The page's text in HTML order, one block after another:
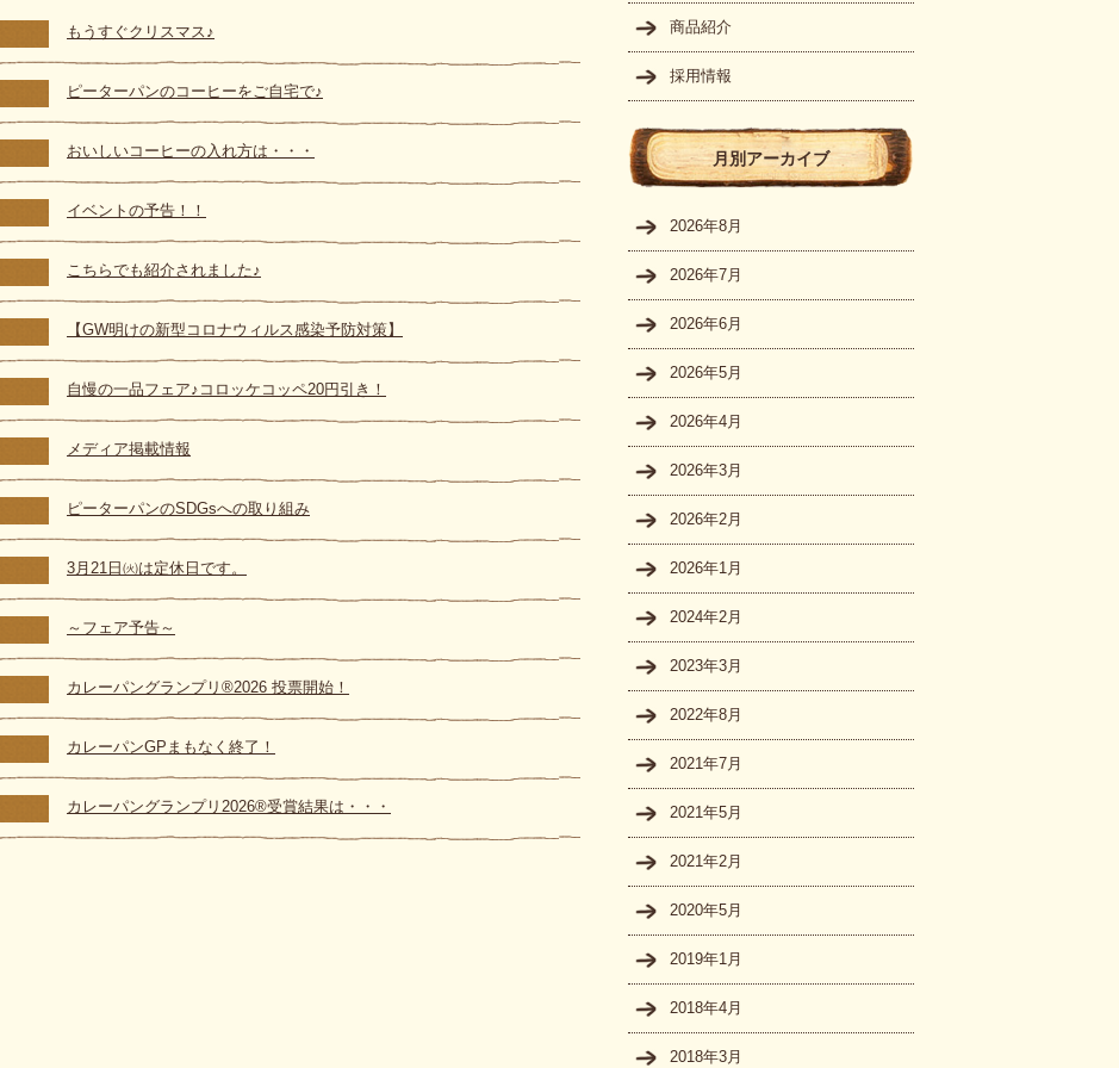
もうすぐクリスマス♪
ピーターパンのコーヒーをご自宅で♪
おいしいコーヒーの入れ方は・・・
イベントの予告！！
こちらでも紹介されました♪
【GW明けの新型コロナウィルス感染予防対策】
自慢の一品フェア♪コロッケコッペ20円引き！
メディア掲載情報
ピーターパンのSDGsへの取り組み
3月21日㈫は定休日です。
～フェア予告～
カレーパングランプリ®2026 投票開始！
カレーパンGPまもなく終了！
カレーパングランプリ2026®受賞結果は・・・
商品紹介
採用情報
月別アーカイブ
2026年8月
2026年7月
2026年6月
2026年5月
2026年4月
2026年3月
2026年2月
2026年1月
2024年2月
2023年3月
2022年8月
2021年7月
2021年5月
2021年2月
2020年5月
2019年1月
2018年4月
2018年3月